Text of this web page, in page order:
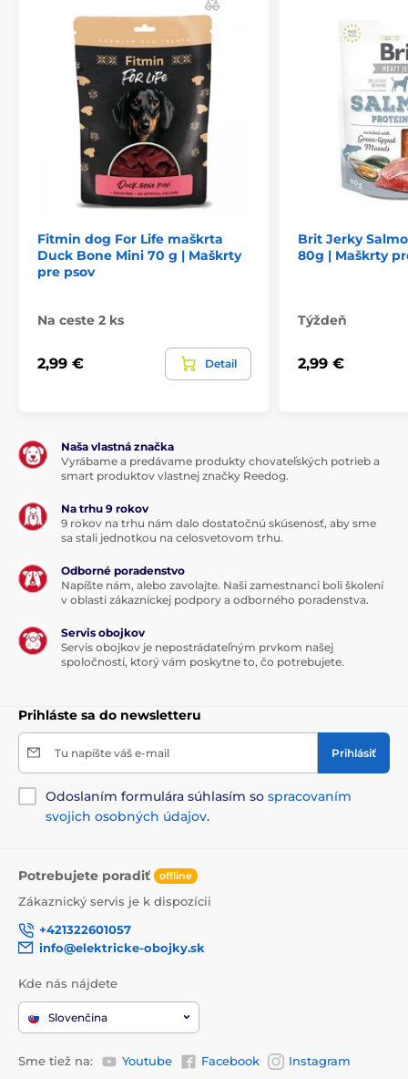
Fitmin dog For Life maškrta
Duck Bone Mini 70 g | Maškrty
pre psov
Na ceste 2 ks
2,99 € Detail
Brit Jerky
80g | Maškrty
Týždeň
2,99 €
Naša vlastná značka
Vyrábame a predávame produkty chovateľských potrieb a
smart produktov vlastnej značky Reedog.
Na trhu 9 rokov
9 rokov na trhu nám dalo dostatočnú skúsenosť, aby sme
sa stali jednotkou na celosvetovom trhu.
Odborné poradenstvo
Napíšte nám, alebo zavolajte. Naši zamestnanci boli školení
v oblasti zákazníckej podpory a odborného poradenstva.
Servis obojkov
Servis obojkov je nepostrádateľným prvkom našej
spoločnosti, ktorý vám poskytne to, čo potrebujete.
Prihláste sa do newsletteru
Tu napíšte váš e-mail Prihlásiť
Odoslaním formulára súhlasím so spracovaním
svojich osobných údajov.
Potrebujete poradiť offline
Zákaznický servis je k dispozícii
+421322601057
info@elektricke-obojky.sk
Kde nás nájdete
Slovenčina
Sme tiež na: Youtube Facebook Instagram